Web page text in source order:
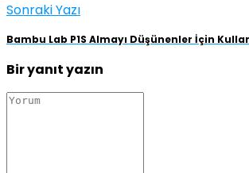
Sonraki Yazı
Bambu Lab P1S Almayı Düşünenler İçin
Bir yanıt yazın